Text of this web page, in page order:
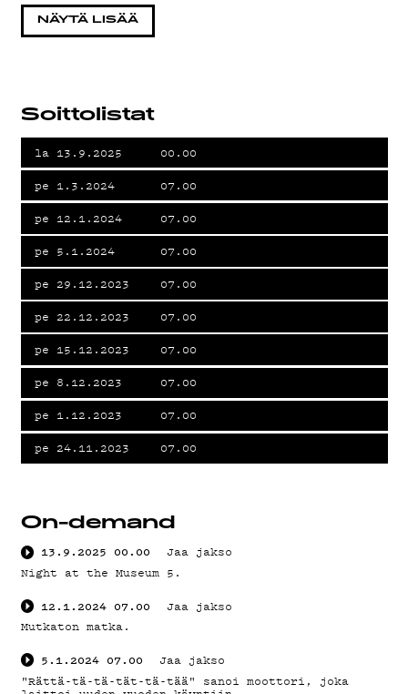
KIRJAUDU SISÄÄN
NÄYTÄ LISÄÄ
Soittolistat
la 13.9.2025 00.00
pe 1.3.2024 07.00
pe 12.1.2024 07.00
pe 5.1.2024 07.00
pe 29.12.2023 07.00
pe 22.12.2023 07.00
pe 15.12.2023 07.00
pe 8.12.2023 07.00
pe 1.12.2023 07.00
pe 24.11.2023 07.00
On-demand
13.9.2025 00.00
Jaa jakso
Night at the Museum 5.
12.1.2024 07.00
Jaa jakso
Mutkaton matka.
5.1.2024 07.00
Jaa jakso
"Rättä-tä-tä-tät-tä-tää" sanoi moottori, joka